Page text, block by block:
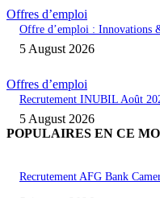
Offres d’emploi
Offre d’emploi : Innovations
5 August 2026
Offres d’emploi
Recrutement INUBIL Août
5 August 2026
POPULAIRES EN CE
Recrutement AFG Bank